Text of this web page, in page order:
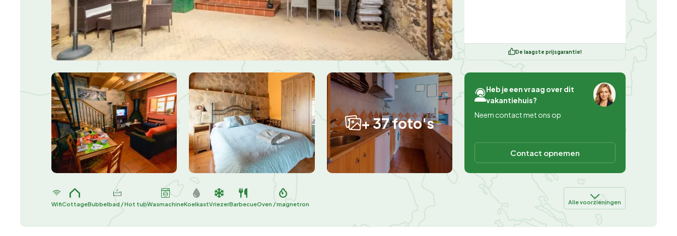
+ 37 foto's
De laagste prijsgarantie!
Heb je een vraag over dit
vakantiehuis?
Neem contact met ons op
Contact opnemen
WifiCottageBubbelbad / Hot tubWasmachineKoelkastVriezerBarbecueOven / magnetron Alle voorzieningen